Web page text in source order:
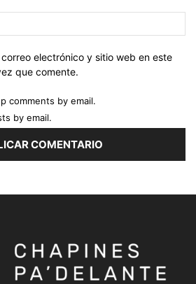
electrónico y sitio web en este
que comente.
comments by email.
by email.